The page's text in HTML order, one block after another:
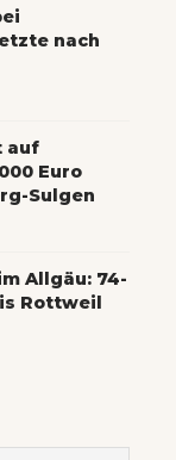
nach
auf
Euro
Sulgen
Allgäu: 74-
Rottweil